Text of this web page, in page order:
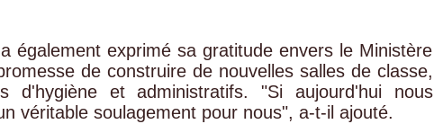
également exprimé sa gratitude envers le Ministère
de construire de nouvelles salles de classe,
et administratifs. "Si aujourd'hui nous
véritable soulagement pour nous", a-t-il ajouté.